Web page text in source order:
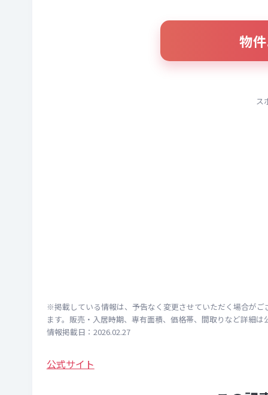
物
ス
※掲載している情報は、予告なく変更させていただく場合が
ます。販売・入居時期、専有面積、価格帯、間取りなど詳細
情報掲載日：2026.02.27
公式サイト